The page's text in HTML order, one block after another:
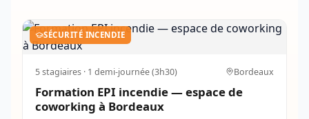
SÉCURITÉ INCENDIE
5stagiaires · 1 demi-journée (3h30) Bordeaux
Formation EPI incendie — espace de
coworking à Bordeaux